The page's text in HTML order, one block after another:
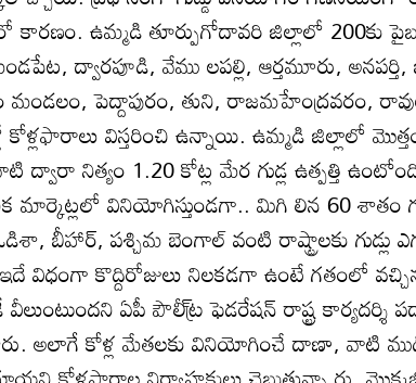
ఉమ్మడి తూర్పుగోదావరి జిల్లాలో 200కు
ద్వారపూడి, వేము లపల్లి, ఆర్తమూరు, అనపర్తి,
పెద్దాపురం, తుని, రాజమహేంద్రవరం,
విస్తరించి ఉన్నాయి. ఉమ్మడి జిల్లాలో
ద్వారా నిత్యం 1.20 కోట్ల మేర గుడ్ల ఉత్పత్తి
మార్కెట్లలో వినియోగిస్తుండగా.. మిగి లిన 60 శాతం
బీహార్‌, పశ్చిమ బెంగాల్‌ వంటి రాష్ట్రాలకు గుడ్లు
ఇదే విధంగా కొద్దిరోజులు నిలకడగా ఉంటే గతంలో
ఏపీ పౌలీ్ట్ర ఫెడరేషన్‌ రాష్ట్ర కార్యదర్శి
అలాగే కోళ్ల మేతలకు వినియోగించే దాణా, వాటి